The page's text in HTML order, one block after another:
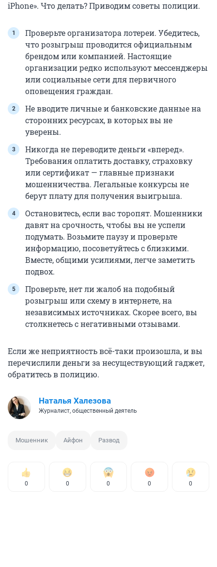
iPhone». Что делать? Приводим советы полиции.
Проверьте организатора лотереи. Убедитесь,
что розыгрыш проводится официальным
брендом или компанией. Настоящие
организации редко используют мессенджеры
или социальные сети для первичного
оповещения граждан.
Не вводите личные и банковские данные на
сторонних ресурсах, в которых вы не
уверены.
Никогда не переводите деньги «вперед».
Требования оплатить доставку, страховку
или сертификат — главные признаки
мошенничества. Легальные конкурсы не
берут плату для получения выигрыша.
Остановитесь, если вас торопят. Мошенники
давят на срочность, чтобы вы не успели
подумать. Возьмите паузу и проверьте
информацию, посоветуйтесь с близкими.
Вместе, общими усилиями, легче заметить
подвох.
Проверьте, нет ли жалоб на подобный
розыгрыш или схему в интернете, на
независимых источниках. Скорее всего, вы
столкнетесь с негативными отзывами.
Если же неприятность всё-таки произошла, и вы
перечислили деньги за несуществующий гаджет,
обратитесь в полицию.
Наталья Халезова
Журналист, общественный деятель
Мошенник Айфон Развод
0 0 0 0 0